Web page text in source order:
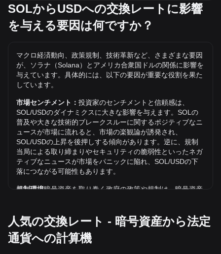
ます。
SOL/USDの史上最高値は？
ん。
USDでのソラナ（Solana）の価格動向は？
過去7日間で、ソラナ（Solana）（SOL）の交換レートは
2.32%上昇しました。 先月、ソラナ（Solana）（SOL）の
交換レートは、アメリカ合衆国ドル（USD）に対して4.57%
下落しました。
SOLからUSDとはどういう意味ですか？
SOLからUSDとは、SolanaのSOLトークンと米ドルとの為替
レートまたは換算を指します。
ドルです。
現在のSOL/USD価格はどこで確認できますか？
現在のSOL/USD価格は、信頼できる暗号資産価格追跡サイ
SOLからUSDへの交換レートに影響
を与える要因は何ですか？
マクロ経済動向、政策規制、技術革新など、さまざまな要因
が、ソラナ（Solana）とアメリカ合衆国ドルの関係に影響を
与えています。具体的には、以下の要因が重要な役割を果た
しています。
市場センチメント： 投資家のセンチメントと信頼感は、
SOL/USDのダイナミクスに大きな影響を与えます。SOLの
普及や大きな技術的ブレークスルーに関するポジティブなニ
ュースが市場に流れると、市場の楽観論が誘発され、
SOL/USDの上昇を後押しする傾向があります。逆に、規制
当局による取り締まりやセキュリティの脆弱性といったネガ
ティブなニュースが市場をパニックに陥れ、SOL/USDの下
落につながる可能性もあります。
規制環境暗号資産を取り巻く政府の政策や規制は、暗号資産
規制は、暗号資産に対する投資家の信頼を高め、その価値を
上昇させる可能性があります。逆に、曖昧な規制政策や厳し
すぎる規制政策は、暗号資産の発展を妨げ、その価値を下落
人気の交換レート - 暗号資産から法定
通貨への計算機